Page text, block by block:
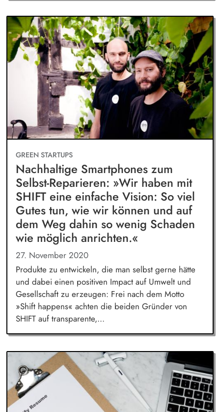
GREEN STARTUPS
Nachhaltige Smartphones zum
Selbst-Reparieren: »Wir haben mit
SHIFT eine einfache Vision: So viel
Gutes tun, wie wir können und auf
dem Weg dahin so wenig Schaden
wie möglich anrichten.«
27. November 2020
Produkte zu entwickeln, die man selbst gerne hätte
und dabei einen positiven Impact auf Umwelt und
Gesellschaft zu erzeugen: Frei nach dem Motto
»Shift happens« achten die beiden Gründer von
SHIFT auf transparente,...